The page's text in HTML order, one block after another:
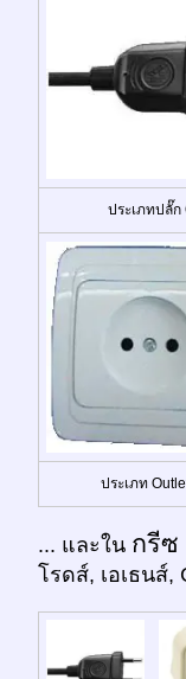
ประเภทปลั๊ก
ประเภท
... และใน กรีซ
โรดส์, เอเธนส์,